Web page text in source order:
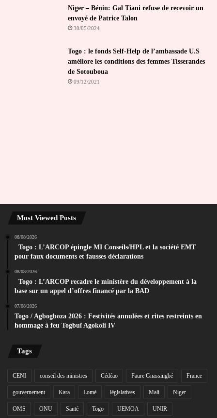
Niger – Bénin: Gal Tiani refuse de recevoir un
envoyé de Patrice Talon
30/05/2024
Togo : le fonds Self-Help de l’ambassade U.S
améliore les conditions des femmes Tisserandes
de Sotouboua
09/12/2021
Most Viewed Posts
08/08/2026
Togo : L’ARCOP épingle MI Conseils/HPL et la société EMT
pour faux documents et fausses déclarations
08/08/2026
Togo : L’ARCOP recadre le ministère du développement à la
base sur un appel d’offres financé par la BAD
07/08/2026
Togo / Agbogboza 2026 : Festivités annulées et rites restreints en
hommage à feu Togbuï Agokoli IV
Tags
CENI conseil des ministres Cédéao Faure Gnassingbé France
gouvernement Kara Lomé législatives Mali Niger
OMS ONU Santé Togo UEMOA UNIR